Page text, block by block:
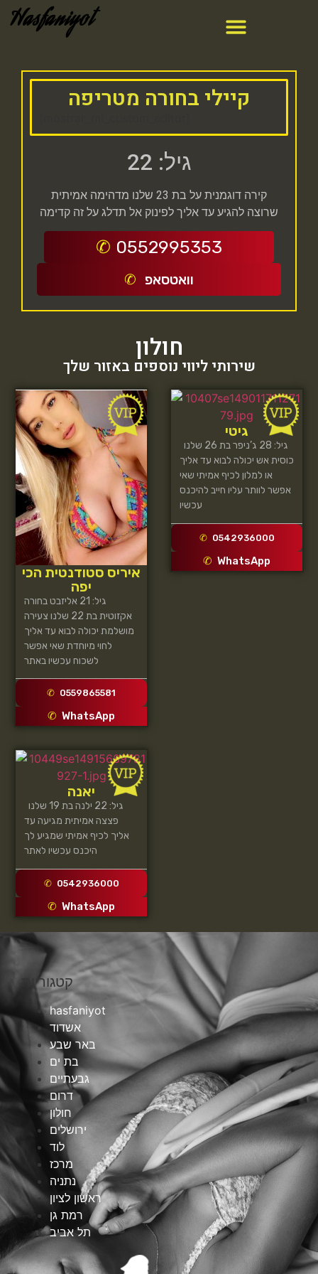
Hasfaniyot
קיילי בחורה מטריפה
גיל: 22
קירה דוגמנית על בת 23 שלנו מדהימה אמיתית
שרוצה להגיע עד אליך לפינוק אל תדלג על זה קדימה
0552995353
וואטסאפ
חולון
שירותי ליווי נוספים באזור שלך
איריס סטודנטית הכי
יפה
גיל: 21 אליזבט בחורה
אקזוטית בת 22 שלנו צעירה
מושלמת יכולה לבוא עד אליך
לחוי מיוחדת שאי אפשר
לשכוח עכשיו באתר
0559865581
WhatsApp
גיטי
כוסית אש יכולה לבוא עד אליך
או למלון לכיף אמיתי שאי
אפשר לוותר עליו חייב להיכנס
0542936000
WhatsApp
יאנה
פצצה אמיתית מגיעה עד
אליך לכיף אמיתי שמגיע לך
0542936000
WhatsApp
קטגוריות
hasfaniyot
אשדוד
באר שבע
בת ים
גבעתיים
דרום
חולון
ירושלים
לוד
מרכז
נתניה
ראשון לציון
רמת גן
תל אביב